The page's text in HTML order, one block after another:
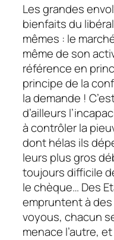
Les grandes
bienfaits du
mêmes : le
même de son
référence en
principe de la
la demande !
d’ailleurs
à contrôler la
dont hélas ils
leurs plus gros
toujours difficile
le chèque… Des
empruntent à
voyous, chacun
menace l’autre,